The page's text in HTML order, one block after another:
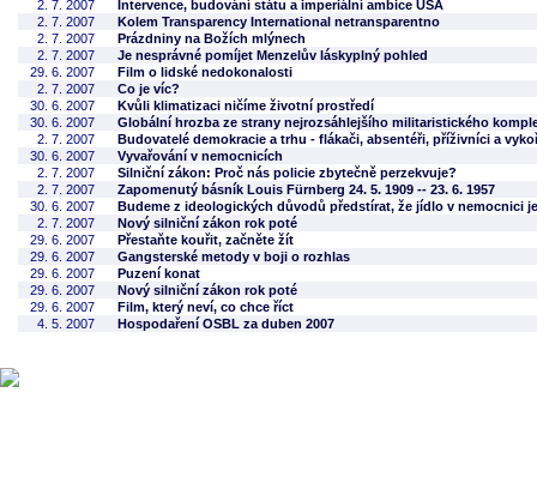
2. 7. 2007
Intervence, budování státu a imperiální ambice USA
2. 7. 2007
Kolem Transparency International netransparentno
2. 7. 2007
Prázdniny na Božích mlýnech
2. 7. 2007
Je nesprávné pomíjet Menzelův láskyplný pohled
29. 6. 2007
Film o lidské nedokonalosti
2. 7. 2007
Co je víc?
30. 6. 2007
Kvůli klimatizaci ničíme životní prostředí
30. 6. 2007
Globální hrozba ze strany nejrozsáhlejšího militaristického
2. 7. 2007
Budovatelé demokracie a trhu - flákači, absentéři, příživníci a
30. 6. 2007
Vyvařování v nemocnicích
2. 7. 2007
Silniční zákon: Proč nás policie zbytečně perzekvuje?
2. 7. 2007
Zapomenutý básník Louis Fürnberg 24. 5. 1909 -- 23. 6. 1957
30. 6. 2007
Budeme z ideologických důvodů předstírat, že jídlo v nemocnici
2. 7. 2007
Nový silniční zákon rok poté
29. 6. 2007
Přestaňte kouřit, začněte žít
29. 6. 2007
Gangsterské metody v boji o rozhlas
29. 6. 2007
Puzení konat
29. 6. 2007
Nový silniční zákon rok poté
29. 6. 2007
Film, který neví, co chce říct
4. 5. 2007
Hospodaření OSBL za duben 2007